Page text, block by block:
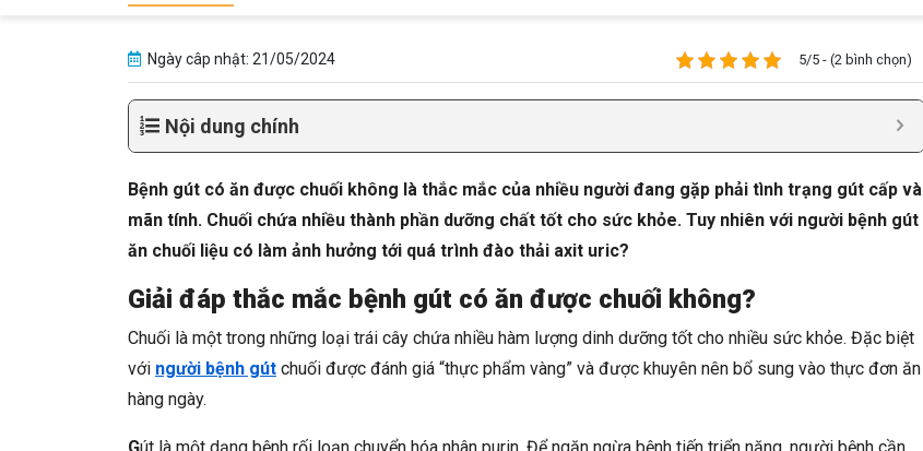
Ngày câp nhật: 21/05/2024 5/5 - (2 bình chọn)
Nội dung chính
Bệnh gút có ăn được chuối không là thắc mắc của nhiều người đang gặp phải tình trạng gút cấp và
mãn tính. Chuối chứa nhiều thành phần dưỡng chất tốt cho sức khỏe. Tuy nhiên với người bệnh gút
ăn chuối liệu có làm ảnh hưởng tới quá trình đào thải axit uric?
Giải đáp thắc mắc bệnh gút có ăn được chuối không?
Chuối là một trong những loại trái cây chứa nhiều hàm lượng dinh dưỡng tốt cho nhiều sức khỏe. Đặc biệt
với người bệnh gút chuối được đánh giá “thực phẩm vàng” và được khuyên nên bổ sung vào thực đơn ăn
hàng ngày.